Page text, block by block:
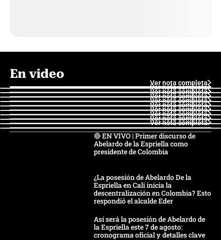
En video
Ver nota completa
Ver nota completa
Ver nota completa
Ver nota completa
Ver nota completa
Ver nota completa
Ver nota completa
Ver nota completa
Ver nota completa
Ver nota completa
🔴 EN VIVO | Primer discurso de
Abelardo de la Espriella como
presidente de Colombia
¿La posesión de Abelardo De la
Espriella en Cali inicia la
descentralización en Colombia? Esto
respondió el alcalde Eder
Así será la posesión de Abelardo de
la Espriella este 7 de agosto:
cronograma oficial y detalles clave